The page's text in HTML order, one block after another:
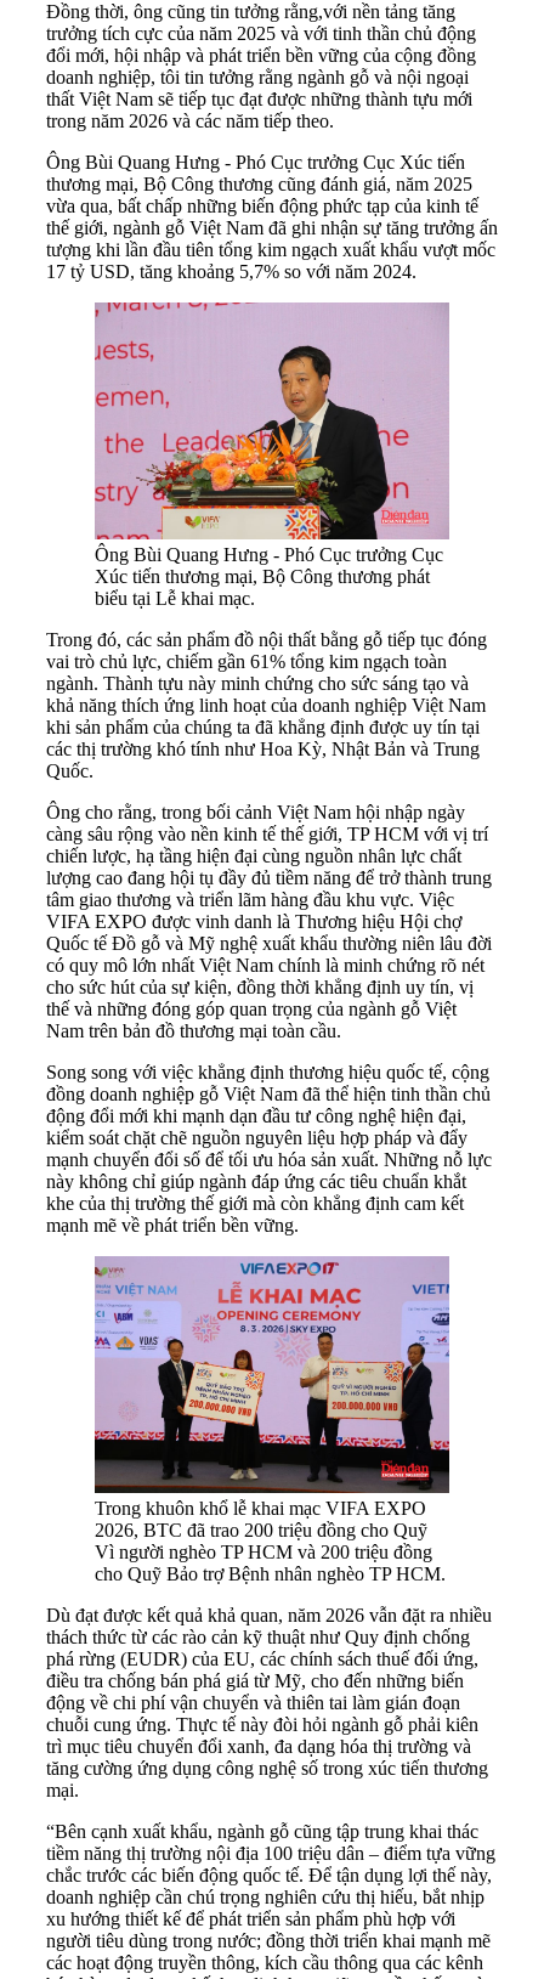
Đồng thời, ông cũng tin tưởng rằng,với nền tảng tăng
trưởng tích cực của năm 2025 và với tinh thần chủ động
đổi mới, hội nhập và phát triển bền vững của cộng đồng
doanh nghiệp, tôi tin tưởng rằng ngành gỗ và nội ngoại
thất Việt Nam sẽ tiếp tục đạt được những thành tựu mới
trong năm 2026 và các năm tiếp theo.
Ông Bùi Quang Hưng - Phó Cục trưởng Cục Xúc tiến
thương mại, Bộ Công thương cũng đánh giá, năm 2025
vừa qua, bất chấp những biến động phức tạp của kinh tế
thế giới, ngành gỗ Việt Nam đã ghi nhận sự tăng trưởng ấn
tượng khi lần đầu tiên tổng kim ngạch xuất khẩu vượt mốc
17 tỷ USD, tăng khoảng 5,7% so với năm 2024.
Ông Bùi Quang Hưng - Phó Cục trưởng Cục
Xúc tiến thương mại, Bộ Công thương phát
biểu tại Lễ khai mạc.
Trong đó, các sản phẩm đồ nội thất bằng gỗ tiếp tục đóng
vai trò chủ lực, chiếm gần 61% tổng kim ngạch toàn
ngành. Thành tựu này minh chứng cho sức sáng tạo và
khả năng thích ứng linh hoạt của doanh nghiệp Việt Nam
khi sản phẩm của chúng ta đã khẳng định được uy tín tại
các thị trường khó tính như Hoa Kỳ, Nhật Bản và Trung
Quốc.
Ông cho rằng, trong bối cảnh Việt Nam hội nhập ngày
càng sâu rộng vào nền kinh tế thế giới, TP HCM với vị trí
chiến lược, hạ tầng hiện đại cùng nguồn nhân lực chất
lượng cao đang hội tụ đầy đủ tiềm năng để trở thành trung
tâm giao thương và triển lãm hàng đầu khu vực. Việc
VIFA EXPO được vinh danh là Thương hiệu Hội chợ
Quốc tế Đồ gỗ và Mỹ nghệ xuất khẩu thường niên lâu đời
có quy mô lớn nhất Việt Nam chính là minh chứng rõ nét
cho sức hút của sự kiện, đồng thời khẳng định uy tín, vị
thế và những đóng góp quan trọng của ngành gỗ Việt
Nam trên bản đồ thương mại toàn cầu.
Song song với việc khẳng định thương hiệu quốc tế, cộng
đồng doanh nghiệp gỗ Việt Nam đã thể hiện tinh thần chủ
động đổi mới khi mạnh dạn đầu tư công nghệ hiện đại,
kiểm soát chặt chẽ nguồn nguyên liệu hợp pháp và đẩy
mạnh chuyển đổi số để tối ưu hóa sản xuất. Những nỗ lực
này không chỉ giúp ngành đáp ứng các tiêu chuẩn khắt
khe của thị trường thế giới mà còn khẳng định cam kết
mạnh mẽ về phát triển bền vững.
Trong khuôn khổ lễ khai mạc VIFA EXPO
2026, BTC đã trao 200 triệu đồng cho Quỹ
Vì người nghèo TP HCM và 200 triệu đồng
cho Quỹ Bảo trợ Bệnh nhân nghèo TP HCM.
Dù đạt được kết quả khả quan, năm 2026 vẫn đặt ra nhiều
thách thức từ các rào cản kỹ thuật như Quy định chống
phá rừng (EUDR) của EU, các chính sách thuế đối ứng,
điều tra chống bán phá giá từ Mỹ, cho đến những biến
động về chi phí vận chuyển và thiên tai làm gián đoạn
chuỗi cung ứng. Thực tế này đòi hỏi ngành gỗ phải kiên
trì mục tiêu chuyển đổi xanh, đa dạng hóa thị trường và
tăng cường ứng dụng công nghệ số trong xúc tiến thương
mại.
“Bên cạnh xuất khẩu, ngành gỗ cũng tập trung khai thác
tiềm năng thị trường nội địa 100 triệu dân – điểm tựa vững
chắc trước các biến động quốc tế. Để tận dụng lợi thế này,
doanh nghiệp cần chú trọng nghiên cứu thị hiếu, bắt nhịp
xu hướng thiết kế để phát triển sản phẩm phù hợp với
người tiêu dùng trong nước; đồng thời triển khai mạnh mẽ
các hoạt động truyền thông, kích cầu thông qua các kênh